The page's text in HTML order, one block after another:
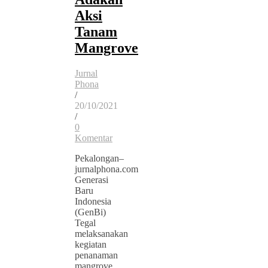
Aksi
Tanam
Mangrove
Jurnal
Phona
/
20/10/2021
/
0
Komentar
Pekalongan–
jurnalphona.com
Generasi
Baru
Indonesia
(GenBi)
Tegal
melaksanakan
kegiatan
penanaman
mangrove